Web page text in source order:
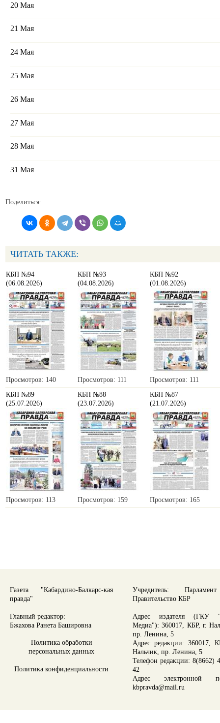
20 Мая
21 Мая
24 Мая
25 Мая
26 Мая
27 Мая
28 Мая
31 Мая
Поделиться:
ЧИТАТЬ ТАКЖЕ:
КБП №94
(06.08.2026)
Просмотров: 140
КБП №93
(04.08.2026)
Просмотров: 111
КБП №92
(01.08.2026)
Просмотров: 111
КБП №89
(25.07.2026)
Просмотров: 113
КБП №88
(23.07.2026)
Просмотров: 159
КБП №87
(21.07.2026)
Просмотров: 165
Газета "Кабардино-Балкарс-кая
правда"
Главный редактор:
Бжахова Ранета Башировна
Политика обработки
персональных данных
Политика конфиденциальности
Учредитель:
Правительство КБР
Адрес издателя (ГКУ
Медиа"): 360017, КБР, г.
пр. Ленина, 5
Адрес редакции: 360017,
Нальчик, пр. Ленина, 5
Телефон редакции: 8(8662)
42
Адрес электронной
kbpravda@mail.ru